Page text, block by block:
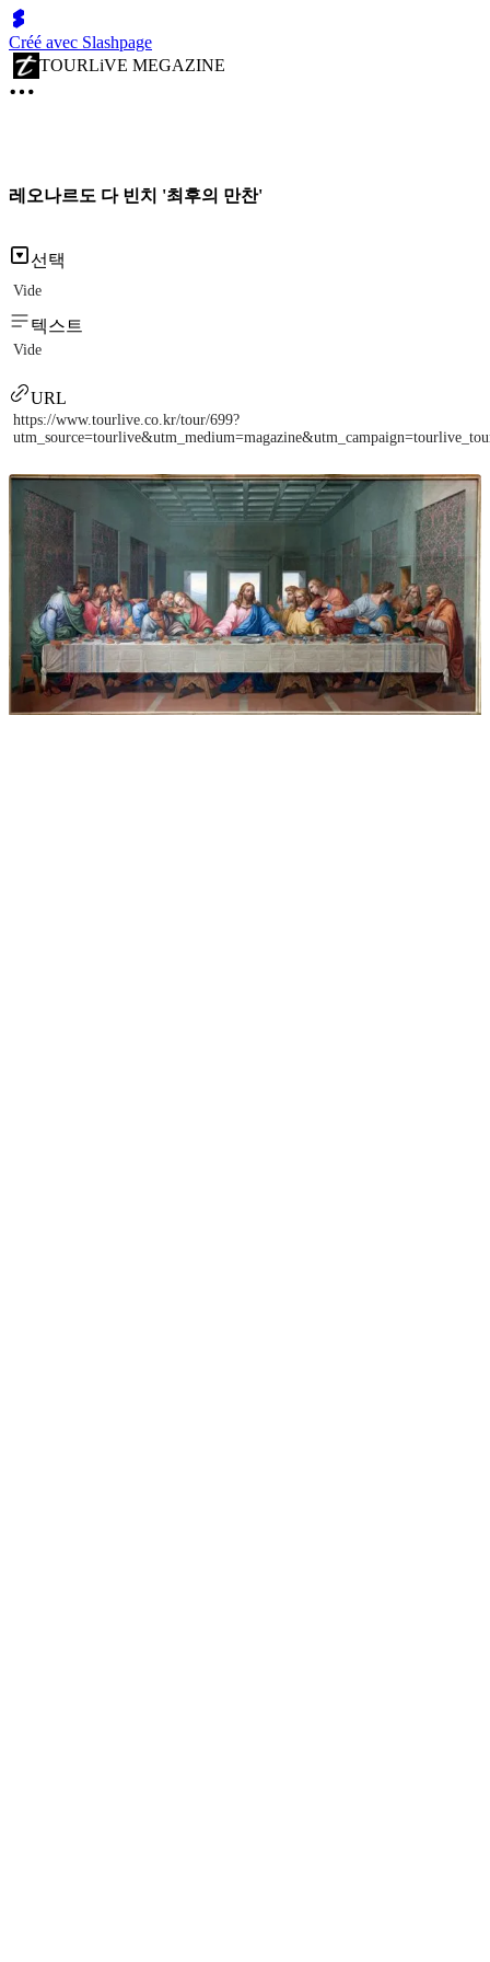
Créé avec Slashpage
TOURLiVE MEGAZINE
레오나르도 다 빈치 '최후의 만찬'
선택
Vide
텍스트
Vide
URL
https://www.tourlive.co.kr/tour/699?